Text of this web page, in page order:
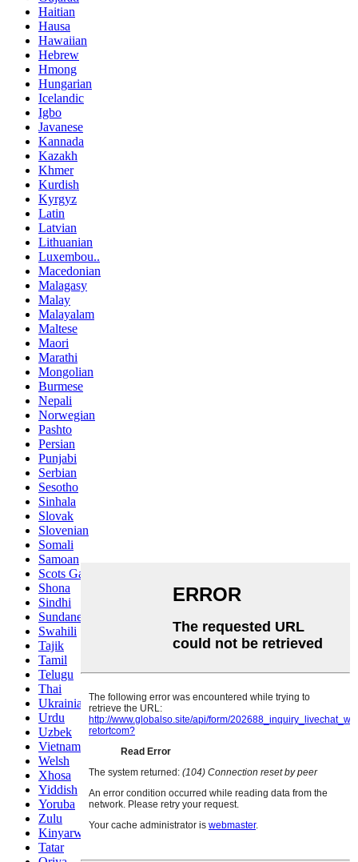
Haitian
Hausa
Hawaiian
Hebrew
Hmong
Hungarian
Icelandic
Igbo
Javanese
Kannada
Kazakh
Khmer
Kurdish
Kyrgyz
Latin
Latvian
Lithuanian
Luxembou..
Macedonian
Malagasy
Malay
Malayalam
Maltese
Maori
Marathi
Mongolian
Burmese
Nepali
Norwegian
Pashto
Persian
Punjabi
Serbian
Sesotho
Sinhala
Slovak
Slovenian
Somali
Samoan
Scots Gaelic
Shona
Sindhi
Sundanese
Swahili
Tajik
Tamil
Telugu
Thai
Ukrainian
Urdu
Uzbek
Vietnamese
Welsh
Xhosa
Yiddish
Yoruba
Zulu
Kinyarwanda
Tatar